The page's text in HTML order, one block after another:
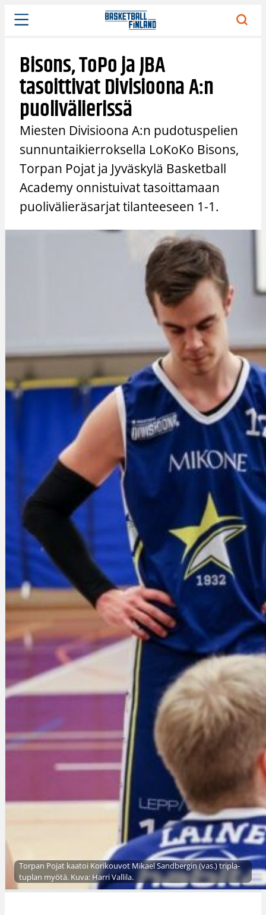
Siirry
sisältöön
Bisons, ToPo ja JBA
tasoittivat Divisioona A:n
puolivälierissä
Miesten Divisioona A:n pudotuspelien
sunnuntaikierroksella LoKoKo Bisons,
Torpan Pojat ja Jyväskylä Basketball
Academy onnistuivat tasoittamaan
puolivälieräsarjat tilanteeseen 1-1.
Torpan Pojat kaatoi Korikouvot Mikael Sandbergin (vas.) tripla-
tuplan myötä. Kuva: Harri Vallila.